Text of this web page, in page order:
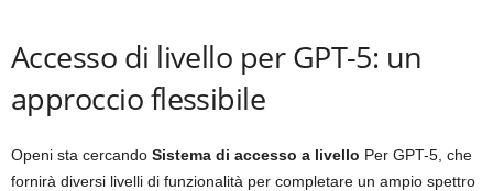
Accesso di livello per GPT-5: un
approccio flessibile
Openi sta cercando Sistema di accesso a livello Per GPT-5, che
fornirà diversi livelli di funzionalità per completare un ampio spettro